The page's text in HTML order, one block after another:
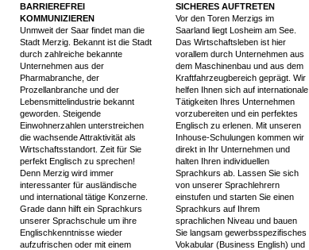
BARRIEREFREI
KOMMUNIZIEREN
Unmweit der Saar findet man die
Stadt Merzig. Bekannt ist die Stadt
durch zahlreiche bekannte
Unternehmen aus der
Pharmabranche, der
Prozellanbranche und der
Lebensmittelindustrie bekannt
geworden. Steigende
Einwohnerzahlen unterstreichen
die wachsende Attraktivität als
Wirtschaftsstandort. Zeit für Sie
perfekt Englisch zu sprechen!
Denn Merzig wird immer
interessanter für ausländische
und international tätige Konzerne.
Grade dann hilft ein Sprachkurs
unserer Sprachschule um ihre
Englischkenntnisse wieder
aufzufrischen oder mit einem
SICHERES AUFTRETEN
Vor den Toren Merzigs im
Saarland liegt Losheim am See.
Das Wirtschaftsleben ist hier
vorallem durch Unternehmen aus
dem Maschinenbau und aus dem
Kraftfahrzeugbereich geprägt. Wir
helfen Ihnen sich auf internationale
Tätigkeiten Ihres Unternehmen
vorzubereiten und ein perfektes
Englisch zu erlenen. Mit unseren
Inhouse-Schulungen kommen wir
direkt in Ihr Unternehmen und
halten Ihren individuellen
Sprachkurs ab. Lassen Sie sich
von unserer Sprachlehrern
einstufen und starten Sie einen
Sprachkurs auf Ihrem
sprachlichen Niveau und bauen
Sie langsam gewerbsspezifisches
Vokabular (Business English) und